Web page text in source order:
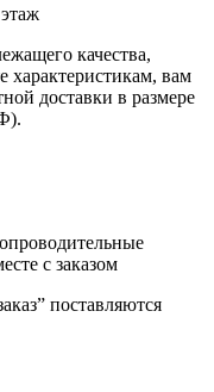
качества,
характеристикам, вам
доставки в размере
с заказом
поставляются